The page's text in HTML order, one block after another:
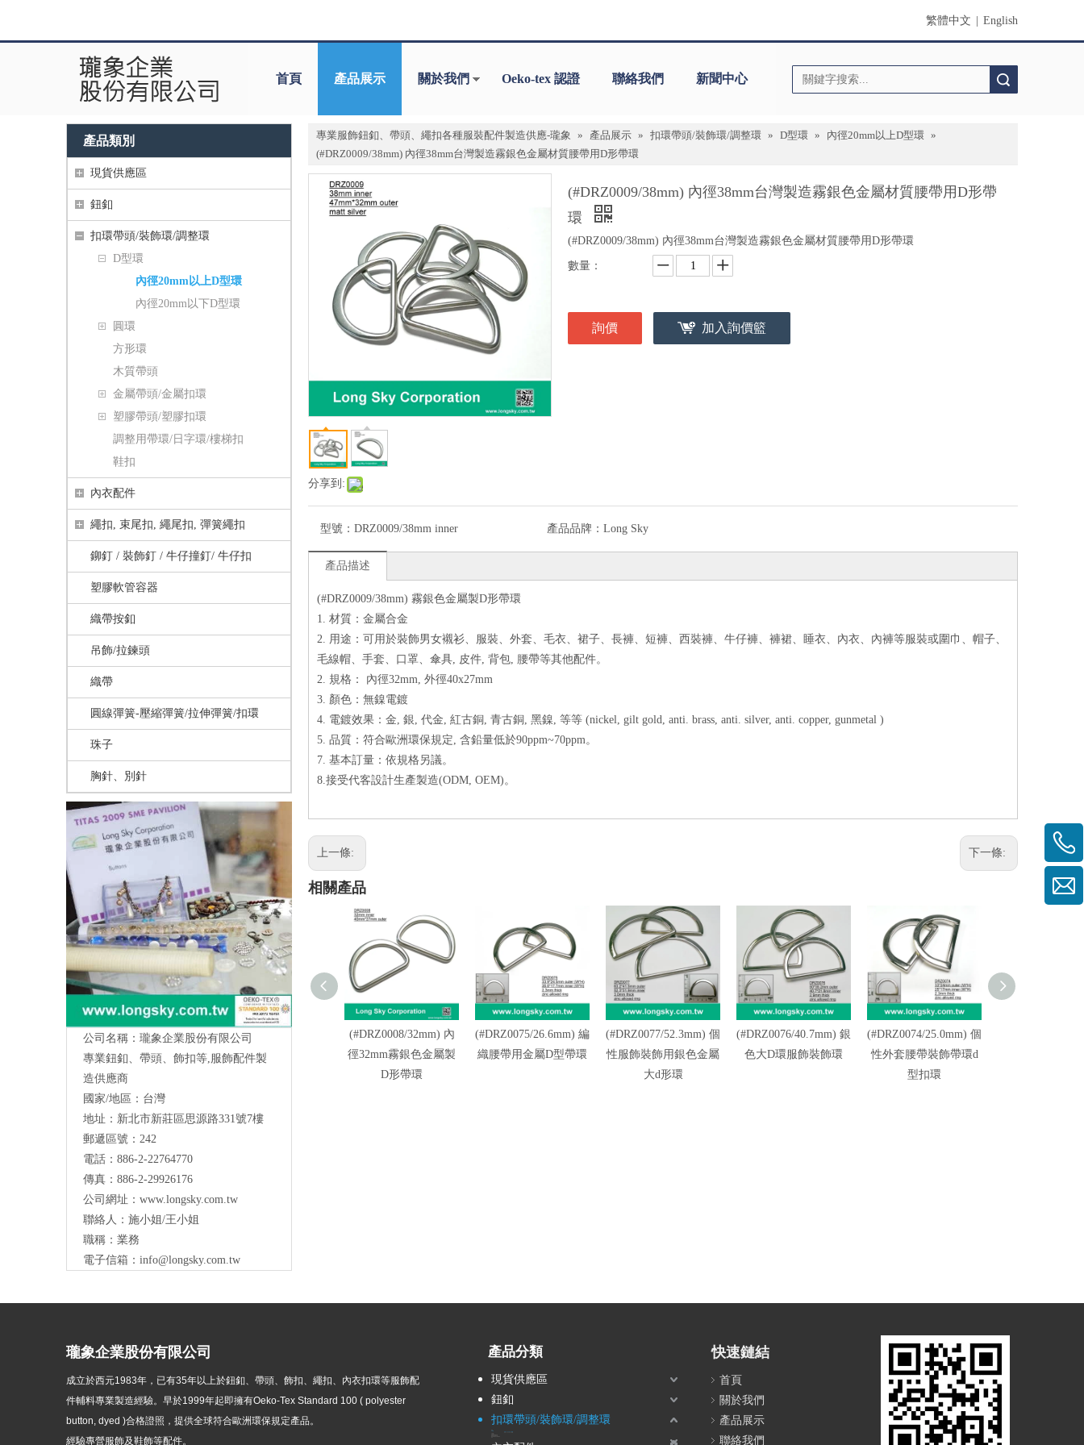
繁體中文 English
首頁 產品展示 關於我們 Oeko-tex 認證 聯絡我們 新聞中心
產品類別
現貨供應區
鈕釦
扣環帶頭/裝飾環/調整環
D型環
內徑20mm以上D型環
內徑20mm以下D型環
圓環
方形環
木質帶頭
金屬帶頭/金屬扣環
塑膠帶頭/塑膠扣環
調整用帶環/日字環/樓梯扣
鞋扣
內衣配件
繩扣, 束尾扣, 繩尾扣, 彈簧繩扣
鉚釘 / 裝飾釘 / 牛仔撞釘/ 牛仔扣
塑膠軟管容器
織帶按釦
吊飾/拉鍊頭
織帶
圓線彈簧-壓縮彈簧/拉伸彈簧/扣環
珠子
胸針、別針
Long Sky- 服裝輔料、鈕扣、扣環、繩扣、
服飾配件製造供應
公司名稱：瓏象企業股份有限公司
專業鈕釦、帶頭、飾扣等,服飾配件製
造供應商
國家/地區：台灣
地址：新北市新莊區思源路331號7樓
郵遞區號：242
電話：886-2-22764770
傳真：886-2-29926176
公司網址： www.longsky.com.tw
聯絡人：施小姐/王小姐
職稱：業務
電子信箱： info@longsky.com.tw
專業服飾鈕釦、帶頭、繩扣各種服裝配件製造供應-瓏象 » 產品展示 » 扣環帶頭/裝飾環/調整環 » D型環 » 內徑20mm以上D型環 »
(#DRZ0009/38mm) 內徑38mm台灣製造霧銀色金屬材質腰帶用D形帶環
分享到:
(#DRZ0009/38mm) 內徑38mm台灣製造霧銀色金屬材質腰帶用D形帶
環
(#DRZ0009/38mm) 內徑38mm台灣製造霧銀色金屬材質腰帶用D形帶環
數量：
詢價 加入詢價籃
型號： DRZ0009/38mm inner 產品品牌： Long Sky
產品描述
(#DRZ0009/38mm) 霧銀色金屬製D形帶環
1. 材質：金屬合金
2. 用途：可用於裝飾男女襯衫、服裝、外套、毛衣、裙子、長褲、短褲、西裝褲、牛仔褲、褲裙、睡衣、內衣、內褲等服裝或圍巾、帽子、
毛線帽、手套、口罩、傘具, 皮件, 背包, 腰帶等其他配件。
2. 規格： 內徑32mm, 外徑40x27mm
3. 顏色：無鎳電鍍
4. 電鍍效果：金, 銀, 代金, 紅古銅, 青古銅, 黑鎳, 等等 (nickel, gilt gold, anti. brass, anti. silver, anti. copper, gunmetal )
5. 品質：符合歐洲環保規定, 含鉛量低於90ppm~70ppm。
7. 基本訂量：依規格另議。
8.接受代客設計生產製造(ODM, OEM)。
上一條: 下一條:
相關產品
(#DRZ0008/32mm) 內
徑32mm霧銀色金屬製
D形帶環
(#DRZ0075/26.6mm) 編
織腰帶用金屬D型帶環
(#DRZ0077/52.3mm) 個
性服飾裝飾用銀色金屬
大d形環
(#DRZ0076/40.7mm) 銀
色大D環服飾裝飾環
(#DRZ0074/25.0mm) 個
性外套腰帶裝飾帶環d
型扣環
瓏象企業股份有限公司
成立於西元1983年， 已有35年以上於鈕釦、帶頭、飾扣、繩扣、內衣扣環等服飾配
件輔料專業製造經驗。早於1999年起即擁有Oeko-Tex Standard 100 ( polyester
button, dyed )合格證照，提供全球符合歐洲環保規定產品。
經驗專營服飾及鞋飾等配件。
產品分類
現貨供應區
鈕釦
扣環帶頭/裝飾環/調整環
快速鏈結
首頁
關於我們
產品展示
聯絡我們